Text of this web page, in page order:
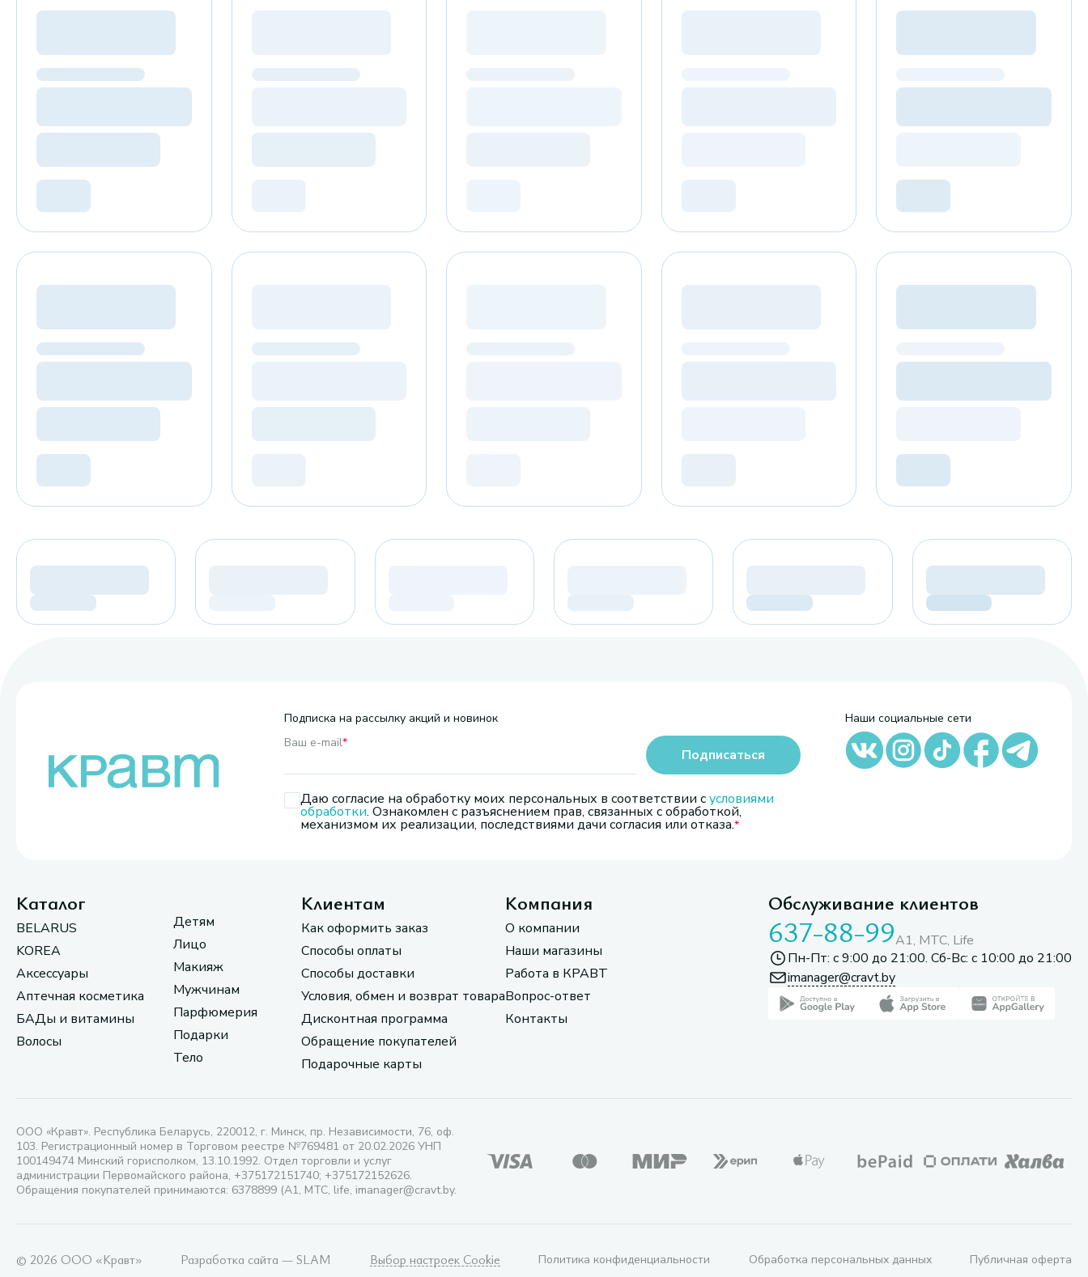
Подписка на рассылку акций и новинок
Ваш e-mail*
Даю согласие на обработку моих персональных в соответствии сусловиями
обработки. Ознакомлен с разъяснением прав, связанных с обработкой,
механизмом их реализации, последствиями дачи согласия или отказа.
Подписаться
Наши социальные сети
Каталог
BELARUS
KOREA
Аксессуары
Аптечная косметика
БАДы и витамины
Волосы
Детям
Лицо
Макияж
Мужчинам
Парфюмерия
Подарки
Тело
Клиентам
Как оформить заказ
Способы оплаты
Способы доставки
Условия, обмен и возврат товара
Дисконтная программа
Обращение покупателей
Подарочные карты
Компания
О компании
Наши магазины
Работа в КРАВТ
Вопрос-ответ
Контакты
Обслуживание клиентов
637-88-99A1, МТС, Life
Пн-Пт: с 9:00 до 21:00. Сб-Вс: с 10:00 до 21:00
imanager@cravt.by
ООО «Кравт». Республика Беларусь, 220012, г. Минск, пр. Независимости, 76, оф.
103. Регистрационный номер в Торговом реестре №769481 от 20.02.2026 УНП
100149474 Минский горисполком, 13.10.1992. Отдел торговли и услуг
администрации Первомайского района, +375172151740; +375172152626.
Обращения покупателей принимаются: 6378899 (А1, МТС, life, imanager@cravt.by.
© 2026 ООО «Кравт» Разработка сайта — SLAM Выбор настроек Cookie Политика конфиденциальности Обработка персональных данных Публичная оферта